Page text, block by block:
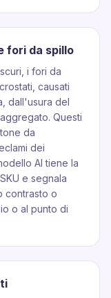
fori da spillo
i fori da
causati
dall'usura del
Questi
da
dei
AI tiene la
e segnala
contrasto o
o al punto di